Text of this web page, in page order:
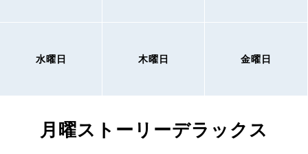
水曜日 木曜日 金曜日
月曜ストーリーデラックス